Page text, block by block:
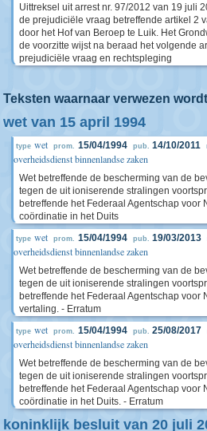
Uittreksel uit arrest nr. 97/2012 van 19 juli
de prejudiciële vraag betreffende artikel 2
door het Hof van Beroep te Luik. Het
de voorzitte wijst na beraad het volgende
prejudiciële vraag en rechtspleging
Teksten waarnaar verwezen
wet van 15 april 1994
type wet prom. 15/04/1994 pub. 14/10/2011
overheidsdienst binnenlandse zaken
Wet betreffende de bescherming van de
tegen de uit ioniserende stralingen
betreffende het Federaal Agentschap voor
coördinatie in het Duits
type wet prom. 15/04/1994 pub. 19/03/2013
overheidsdienst binnenlandse zaken
Wet betreffende de bescherming van de
tegen de uit ioniserende stralingen
betreffende het Federaal Agentschap voor
vertaling. - Erratum
type wet prom. 15/04/1994 pub. 25/08/2017
overheidsdienst binnenlandse zaken
Wet betreffende de bescherming van de
tegen de uit ioniserende stralingen
betreffende het Federaal Agentschap voor
coördinatie in het Duits. - Erratum
koninklijk besluit van 20 juli